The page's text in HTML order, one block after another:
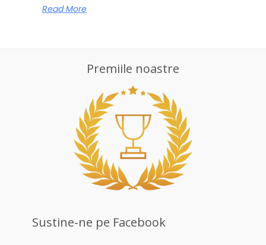
Read More
Premiile noastre
Sustine-ne pe Facebook